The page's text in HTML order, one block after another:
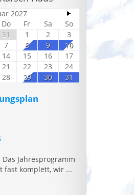
2027
Do Fr Sa
So
31 1 2
3
7 8 9
10
14 15 16
17
21 22 23
24
28 29 30 31
Jahresprogramm
fast komplett, wir ...